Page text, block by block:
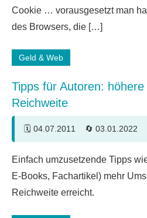
Cookie … vorausgesetzt man
des Browsers, die […]
Geld & Web
Tipps für Autoren:
Reichweite
04.07.2011 03.01.2022
Kommentare
Einfach umzusetzende Tipps
E-Books, Fachartikel) mehr
Reichweite erreicht.